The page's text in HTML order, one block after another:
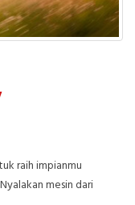
raih impianmu
mesin dari